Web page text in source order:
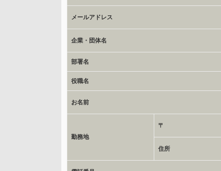
当社とイベント/セミナーを共同で開催する企業/団体
e.個人情報取り扱いに関する契約
当社と当該企業/団体とは、個人情報取扱に関する覚書の
委託の有無
保有個人データの開示等および問合わせ窓口について
ご本人からの求めにより、当社が保有する保有個人デ
メールアドレス
企業・団体名
部署名
役職名
お名前
勤務地
〒
住所